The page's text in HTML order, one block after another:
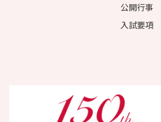
公開行事
入試要項